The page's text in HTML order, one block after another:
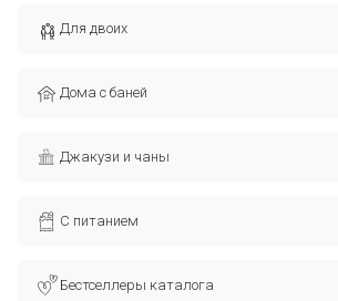
Для двоих
Дома с баней
Джакузи и чаны
С питанием
Бестселлеры каталога